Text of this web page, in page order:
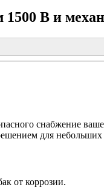
В и
снабжение
для небольших
от коррозии.